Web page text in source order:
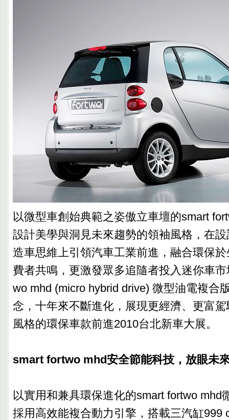
以微型車創始典範之姿傲立車壇的smart
設計美學與洞見未來趨勢的領袖風格，在
造車思維上引領汽車工業前進，融合環保
費者共鳴，更激發眾多追隨者投入迷你車
wo mhd (micro hybrid drive) 微型油電複合
念，十年來不斷進化，展現更經濟、更富
風格的環保車款前進2010台北新車大展。
smart fortwo mhd安全節能科技，放眼未
以實用和兼具環保進化的smart fortwo mhd
採用高效能複合動力引擎，搭載三汽缸999